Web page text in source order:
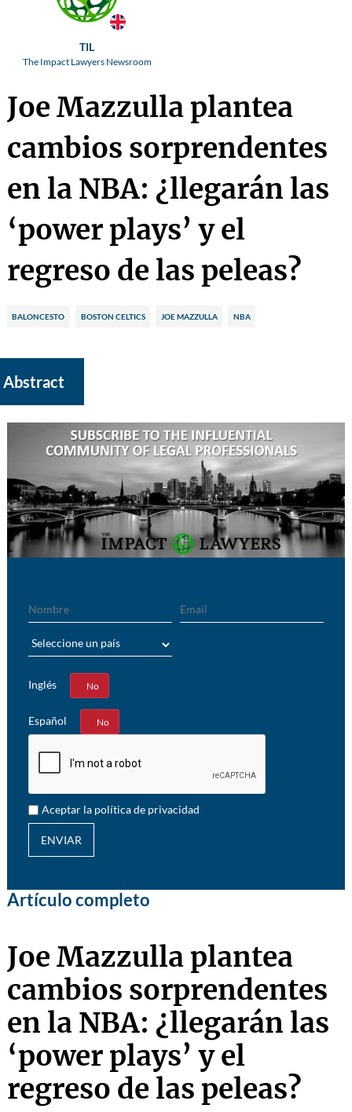
TIL
The Impact Lawyers Newsroom
Joe Mazzulla plantea
cambios sorprendentes
en la NBA: ¿llegarán las
‘power plays’ y el
regreso de las peleas?
BALONCESTO BOSTON CELTICS JOE MAZZULLA NBA
Abstract
Inglés
Sí No
Español
Sí No
Aceptar la política de privacidad
ENVIAR
Artículo completo
Joe Mazzulla plantea
cambios sorprendentes
en la NBA: ¿llegarán las
‘power plays’ y el
regreso de las peleas?